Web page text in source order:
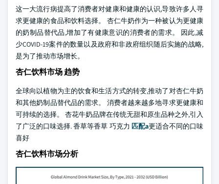
这一大流行病提高了消费者对健康和健康的认识,导致许多人寻
求更健康的食品和饮料选择。 杏仁牛奶作为一种被认为更健康
的奶制品替代品,增加了有健康意识的消费者的需求。 因此,减
少COVID-19案件的数量以及政府和非政府组织随后实施的战略,
是为了推动市场增长。
杏仁饮料市场 趋势
全球向以植物为主的饮食和生活方式的转变,推动了对杏仁牛奶
和其他奶制品替代品的需求。 消费者越来越多地寻求更健康和
可持续的选择。 杏花牛奶品牌在传统无甜和原生品种之外,引入
了广泛的口味选择. 香草等香草 巧克力 匹配a更适合不同的口味
喜好
杏仁饮料市场分析